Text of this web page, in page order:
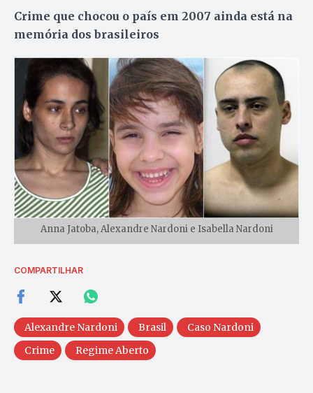
Crime que chocou o país em 2007 ainda está na
memória dos brasileiros
Anna Jatoba, Alexandre Nardoni e Isabella Nardoni
COMPARTILHAR
Alexandre Nardoni Brasil
Caso Nardoni
Crime
Regime Aberto